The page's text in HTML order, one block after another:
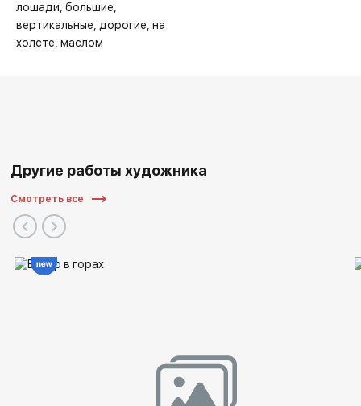
лошади большие
вертикальные дорогие на
холсте маслом
Другие работы художника
Смотреть все